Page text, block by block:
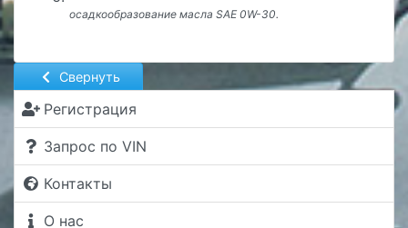
Свернуть
Регистрация
Запрос по VIN
Контакты
О нас
осадкообразование масла SAE 0W-30.